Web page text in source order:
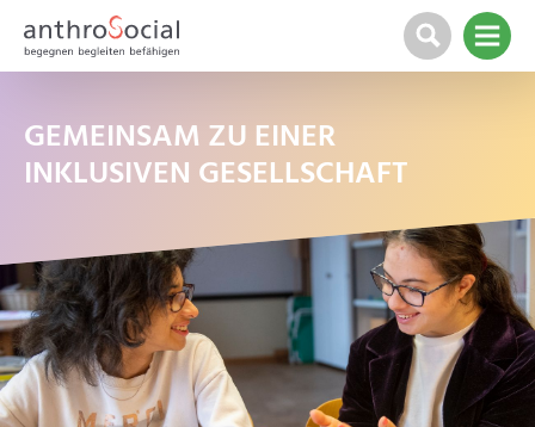
GEMEINSAM ZU EINER
INKLUSIVEN GESELLSCHAFT